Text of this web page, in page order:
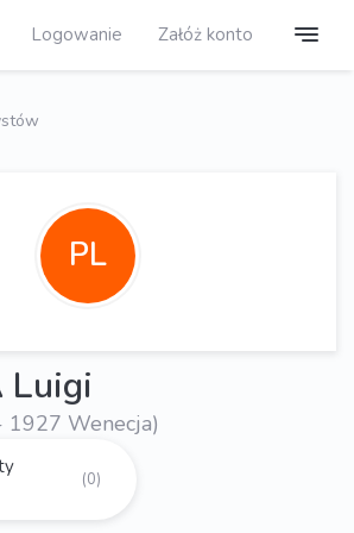
Logowanie Załóż konto
PL
Luigi
1927 Wenecja)
(0)